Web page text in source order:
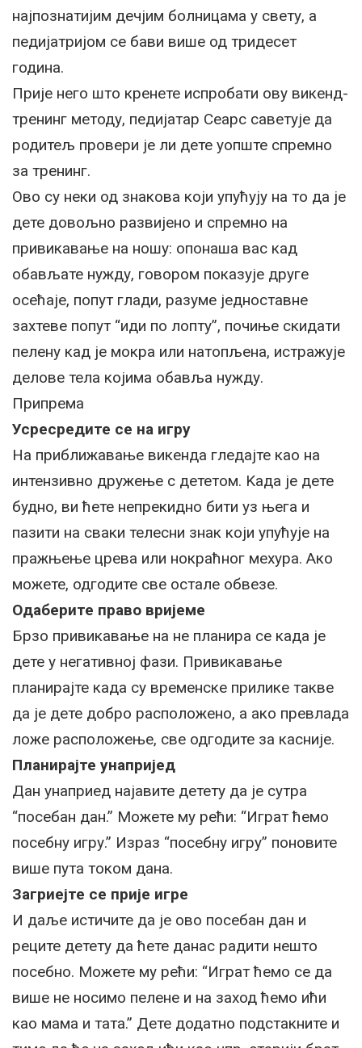
најпознатијим дечјим болницама у свету, а
педијатријом се бави више од тридесет
година.
Прије него што кренете испробати ову викенд-
тренинг методу, педијатар Сеарс саветује да
родитељ провери је ли дете уопште спремно
за тренинг.
Ово су неки од знакова који упућују на то да је
дете довољно развијено и спремно на
привикавање на ношу: опонаша вас кад
обављате нужду, говором показује друге
осећаје, попут глади, разуме једноставне
захтеве попут “иди по лопту”, почиње скидати
пелену кад је мокра или натопљена, истражује
делове тела којима обавља нужду.
Припрема
Усресредите се на игру
На приближавање викенда гледајте као на
интензивно дружење с дететом. Kада је дете
будно, ви ћете непрекидно бити уз њега и
пазити на сваки телесни знак који упућује на
пражњење црева или нокраћног мехура. Ако
можете, одгодите све остале обвезе.
Одаберите право вријеме
Брзо привикавање на не планира се када је
дете у негативној фази. Привикавање
планирајте када су временске прилике такве
да је дете добро расположено, а ако превлада
ложе расположење, све одгодите за касније.
Планирајте унапријед
Дан унаприед најавите детету да је сутра
“посебан дан.” Можете му рећи: “Играт ћемо
посебну игру.” Израз “посебну игру” поновите
више пута током дана.
Загриејте се прије игре
И даље истичите да је ово посебан дан и
реците детету да ћете данас радити нешто
посебно. Можете му рећи: “Играт ћемо се да
више не носимо пелене и на заход ћемо ићи
као мама и тата.” Дете додатно подстакните и